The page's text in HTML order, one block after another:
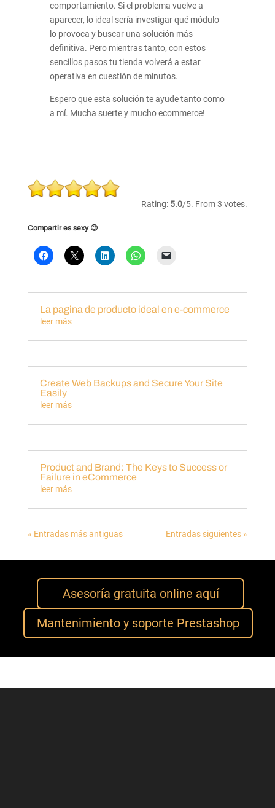
comportamiento. Si el problema vuelve a
aparecer, lo ideal sería investigar qué módulo
lo provoca y buscar una solución más
definitiva. Pero mientras tanto, con estos
sencillos pasos tu tienda volverá a estar
operativa en cuestión de minutos.
Espero que esta solución te ayude tanto como
a mí. Mucha suerte y mucho ecommerce!
Rate
this
Rating
Rating: 5.0/5. From 3 votes.
Compartir es sexy 😉
La pagina de producto ideal en e-commerce
leer más
Create Web Backups and Secure Your Site
Easily
leer más
Product and Brand: The Keys to Success or
Failure in eCommerce
leer más
« Entradas más antiguas Entradas siguientes »
Asesoría gratuita online aquí
Mantenimiento y soporte Prestashop